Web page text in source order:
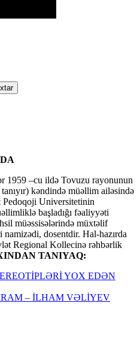
–cu ildə Tovuzu rayonunun
kəndində müəllim ailəsində
Pedoqoji Universitetinin
başladığı fəaliyyəti
müəssisələrində müxtəlif
namizədi, dosentdir. Hal-hazırda
Regional Kollecinə rəhbərlik
TANIYAQ:
YOX EDƏN
– İLHAM VƏLİYEV